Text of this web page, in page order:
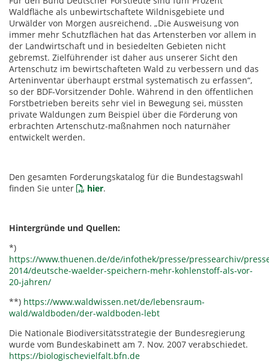
Waldfläche als unbewirtschaftete Wildnisgebiete und
Urwälder von Morgen ausreichend. „Die Ausweisung von
immer mehr Schutzflächen hat das Artensterben vor allem in
der Landwirtschaft und in besiedelten Gebieten nicht
gebremst. Zielführender ist daher aus unserer Sicht den
Artenschutz im bewirtschafteten Wald zu verbessern und das
Arteninventar überhaupt erstmal systematisch zu erfassen“,
so der BDF-Vorsitzender Dohle. Während in den öffentlichen
Forstbetrieben bereits sehr viel in Bewegung sei, müssten
private Waldungen zum Beispiel über die Förderung von
erbrachten Artenschutz-maßnahmen noch naturnäher
entwickelt werden.
Den gesamten Forderungskatalog für die Bundestagswahl
finden Sie unter
hier.
Hintergründe und Quellen:
*)
https://www.thuenen.de/de/infothek/presse/pressearchiv/
2014/deutsche-waelder-speichern-mehr-kohlenstoff-als-vor-
20-jahren/
**) https://www.waldwissen.net/de/lebensraum-
wald/waldboden/der-waldboden-lebt
Die Nationale Biodiversitätsstrategie der Bundesregierung
wurde vom Bundeskabinett am 7. Nov. 2007 verabschiedet.
https://biologischevielfalt.bfn.de